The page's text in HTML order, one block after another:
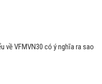
về VFMVN30 có ý nghĩa ra sao